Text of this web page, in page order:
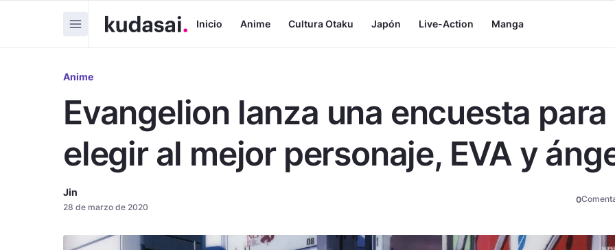
Inicio Anime Cultura Otaku Japón Live-Action Manga
Anime
Evangelion lanza una encuesta para
elegir al mejor personaje, EVA y
Jin
28 de marzo de 2020
0